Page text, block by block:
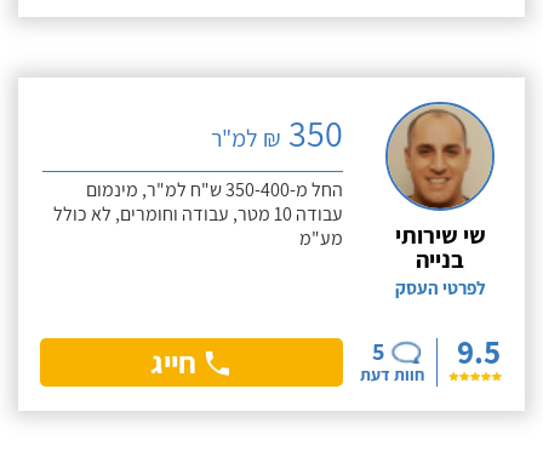
שי שירותי
בנייה
לפרטי העסק
9.5
5
חוות דעת
350 ₪ למ"ר
החל מ-350-400 ש"ח למ"ר, מינמום
עבודה 10 מטר, עבודה וחומרים, לא כולל
מע"מ
חייג